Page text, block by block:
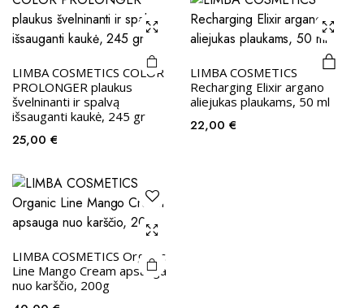
LIMBA COSMETICS COLOR
PROLONGER plaukus
švelninanti ir spalvą
išsauganti kaukė, 245 gr
25,00 €
LIMBA COSMETICS
Recharging Elixir argano
aliejukas plaukams, 50 ml
22,00 €
LIMBA COSMETICS Organic
Line Mango Cream apsauga
nuo karščio, 200g